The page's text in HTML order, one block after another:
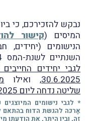
המיסים (קישור
הנישומים (יחידים,
השנתיים לשנת-המס 2024,
לגבי יחידים
30.6.2025, ואילו
שליטה נדחה ליום 31.7.2025
* לגבי נישומים
אַרכּה להגשת הדוח בהתאם